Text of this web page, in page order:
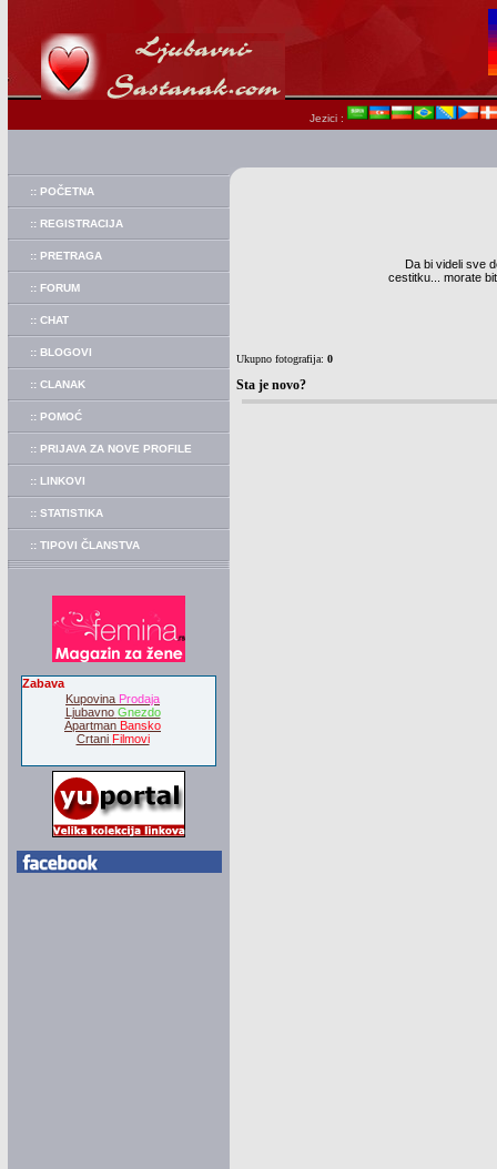
Jezici :
:: POČETNA
:: REGISTRACIJA
:: PRETRAGA
:: FORUM
:: CHAT
:: BLOGOVI
:: CLANAK
:: POMOĆ
:: PRIJAVA ZA NOVE PROFILE
:: LINKOVI
:: STATISTIKA
:: TIPOVI ČLANSTVA
Zabava
Kupovina Prodaja
Ljubavno Gnezdo
Apartman Bansko
Crtani Filmovi
Da bi videli sve
cestitku... morate
Ukupno fotografija: 0
Sta je novo?